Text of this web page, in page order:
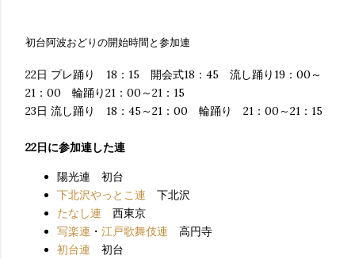
初台阿波おどりの開始時間と参加連
22日 プレ踊り 18：15 開会式18：45 流し踊り19：00～
21：00 輪踊り21：00～21：15
23日 流し踊り 18：45～21：00 輪踊り 21：00～21：15
22日に参加連した連
陽光連 初台
下北沢やっとこ連 下北沢
たなし連 西東京
写楽連 ・ 江戸歌舞伎連 高円寺
初台連 初台